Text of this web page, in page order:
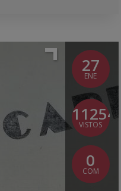
27
ENE
11254
VISTOS
0
COM